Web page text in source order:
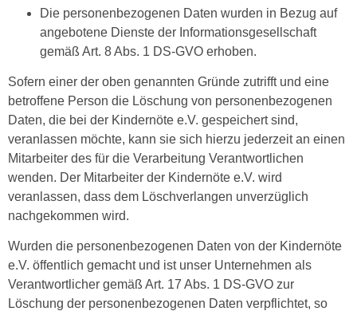
Die personenbezogenen Daten wurden in Bezug auf
angebotene Dienste der Informationsgesellschaft
gemäß Art. 8 Abs. 1 DS-GVO erhoben.
Sofern einer der oben genannten Gründe zutrifft und eine
betroffene Person die Löschung von personenbezogenen
Daten, die bei der Kindernöte e.V. gespeichert sind,
veranlassen möchte, kann sie sich hierzu jederzeit an einen
Mitarbeiter des für die Verarbeitung Verantwortlichen
wenden. Der Mitarbeiter der Kindernöte e.V. wird
veranlassen, dass dem Löschverlangen unverzüglich
nachgekommen wird.
Wurden die personenbezogenen Daten von der Kindernöte
e.V. öffentlich gemacht und ist unser Unternehmen als
Verantwortlicher gemäß Art. 17 Abs. 1 DS-GVO zur
Löschung der personenbezogenen Daten verpflichtet, so